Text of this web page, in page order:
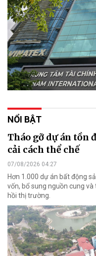
NỔI BẬT
Tháo gỡ dự án tồn
cải cách thể chế
07/08/2026 04:27
Hơn 1.000 dự án bất động
vốn, bổ sung nguồn cung
hồi thị trường.